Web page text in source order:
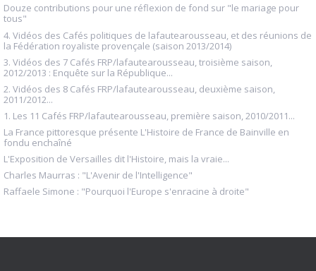
Douze contributions pour une réflexion de fond sur "le mariage pour
tous"
4. Vidéos des Cafés politiques de lafautearousseau, et des réunions de
la Fédération royaliste provençale (saison 2013/2014)
3. Vidéos des 7 Cafés FRP/lafautearousseau, troisième saison,
2012/2013 : Enquête sur la République...
2. Vidéos des 8 Cafés FRP/lafautearousseau, deuxième saison,
2011/2012...
1. Les 11 Cafés FRP/lafautearousseau, première saison, 2010/2011...
La France pittoresque présente L'Histoire de France de Bainville en
fondu enchaîné
L'Exposition de Versailles dit l'Histoire, mais la vraie...
Charles Maurras : "L'Avenir de l'Intelligence"
Raffaele Simone : "Pourquoi l'Europe s'enracine à droite"